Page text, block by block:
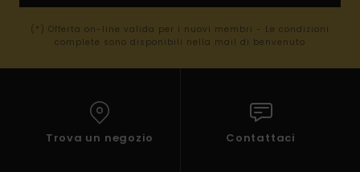
(*) Offerta on-line valida per i nuovi membri - Le condizioni
complete sono disponibili nella mail di benvenuto
Trova un negozio Contattaci